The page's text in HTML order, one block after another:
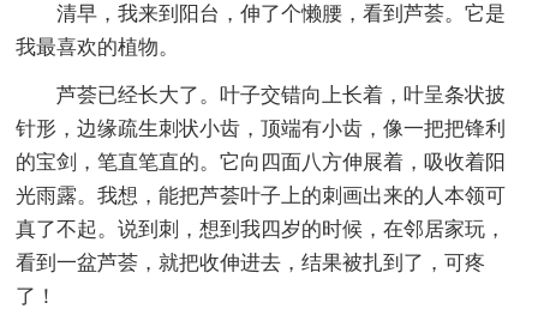
清早，我来到阳台，伸了个懒腰，看到芦荟。它是
我最喜欢的植物。
芦荟已经长大了。叶子交错向上长着，叶呈条状披
针形，边缘疏生刺状小齿，顶端有小齿，像一把把锋利
的宝剑，笔直笔直的。它向四面八方伸展着，吸收着阳
光雨露。我想，能把芦荟叶子上的刺画出来的人本领可
真了不起。说到刺，想到我四岁的时候，在邻居家玩，
看到一盆芦荟，就把收伸进去，结果被扎到了，可疼
了！